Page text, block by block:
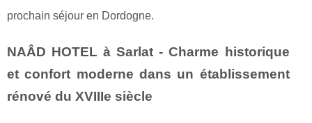
prochain séjour en Dordogne.
NAÂD HOTEL à Sarlat - Charme historique
et confort moderne dans un établissement
rénové du XVIIIe siècle